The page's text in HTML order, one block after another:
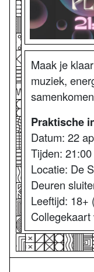
Maak je
muziek,
Praktische
Datum: 22
Tijden:
Locatie: De
Deuren
Leeftijd: 18+